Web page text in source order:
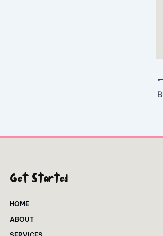
Get Started
HOME
ABOUT